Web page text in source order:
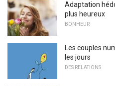
Adaptation
plus heureux
BONHEUR
Les couples
les jours
DES RELATIONS